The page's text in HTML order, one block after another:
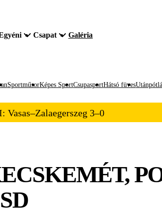
Csapat Galéria
SportműsorKépes SportCsupasportHátsó füves
Vasas–Zalaegerszeg 3–0